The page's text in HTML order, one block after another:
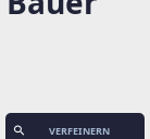
VERFEINERN